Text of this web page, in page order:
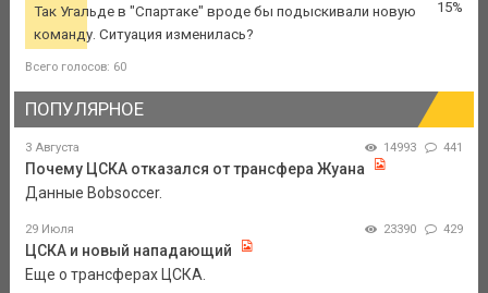
Так Угальде в "Спартаке" вроде бы подыскивали новую
команду. Ситуация изменилась?
15%
Всего голосов: 60
ПОПУЛЯРНОЕ
3 Августа 14993 441
Почему ЦСКА отказался от трансфера Жуана
Данные Bobsoccer.
29 Июля 23390 429
ЦСКА и новый нападающий
Еще о трансферах ЦСКА.